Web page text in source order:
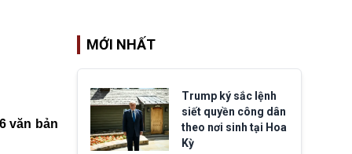
văn bản
MỚI NHẤT
Trump ký sắc lệnh
siết quyền công dân
theo nơi sinh tại Hoa
Kỳ